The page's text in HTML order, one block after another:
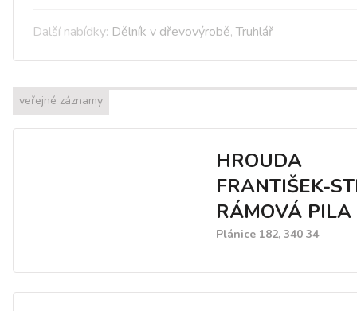
Další nabídky: Dělník v dřevovýrobě, Truhlář
veřejné záznamy
HROUDA
FRANTIŠEK-
RÁMOVÁ PILA
Plánice 182, 340 34